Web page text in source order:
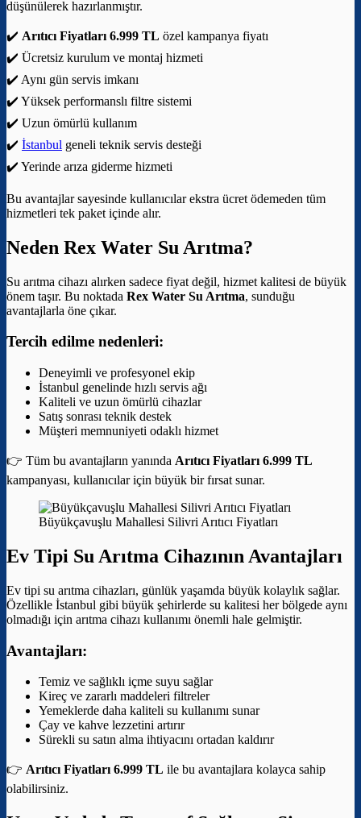
düşünülerek hazırlanmıştır.
✔️ Arıtıcı Fiyatları 6.999 TL özel kampanya fiyatı
✔️ Ücretsiz kurulum ve montaj hizmeti
✔️ Aynı gün servis imkanı
✔️ Yüksek performanslı filtre sistemi
✔️ Uzun ömürlü kullanım
✔️ İstanbul geneli teknik servis desteği
✔️ Yerinde arıza giderme hizmeti
Bu avantajlar sayesinde kullanıcılar ekstra ücret ödemeden tüm
hizmetleri tek paket içinde alır.
Neden Rex Water Su Arıtma?
Su arıtma cihazı alırken sadece fiyat değil, hizmet kalitesi de büyük
önem taşır. Bu noktada Rex Water Su Arıtma, sunduğu
avantajlarla öne çıkar.
Tercih edilme nedenleri:
Deneyimli ve profesyonel ekip
İstanbul genelinde hızlı servis ağı
Kaliteli ve uzun ömürlü cihazlar
Satış sonrası teknik destek
Müşteri memnuniyeti odaklı hizmet
👉 Tüm bu avantajların yanında Arıtıcı Fiyatları 6.999 TL
kampanyası, kullanıcılar için büyük bir fırsat sunar.
Büyükçavuşlu Mahallesi Silivri Arıtıcı Fiyatları
Ev Tipi Su Arıtma Cihazının Avantajları
Ev tipi su arıtma cihazları, günlük yaşamda büyük kolaylık sağlar.
Özellikle İstanbul gibi büyük şehirlerde su kalitesi her bölgede aynı
olmadığı için arıtma cihazı kullanımı önemli hale gelmiştir.
Avantajları:
Temiz ve sağlıklı içme suyu sağlar
Kireç ve zararlı maddeleri filtreler
Yemeklerde daha kaliteli su kullanımı sunar
Çay ve kahve lezzetini artırır
Sürekli su satın alma ihtiyacını ortadan kaldırır
👉 Arıtıcı Fiyatları 6.999 TL ile bu avantajlara kolayca sahip
olabilirsiniz.